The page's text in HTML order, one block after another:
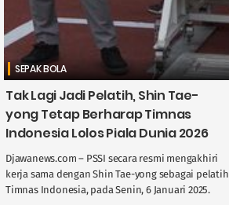
SEPAK BOLA
Tak Lagi Jadi Pelatih, Shin Tae-
yong Tetap Berharap Timnas
Indonesia Lolos Piala Dunia 2026
Djawanews.com – PSSI secara resmi mengakhiri
kerja sama dengan Shin Tae-yong sebagai pelatih
Timnas Indonesia, pada Senin, 6 Januari 2025.